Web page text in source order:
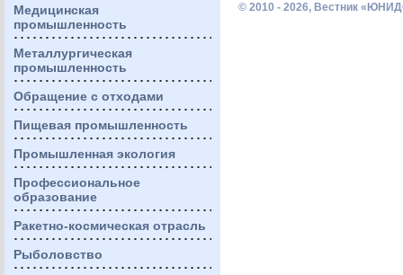
Медицинская
промышленность
Металлургическая
промышленность
Обращение с отходами
Пищевая промышленность
Промышленная экология
Профессиональное
образование
Ракетно-космическая отрасль
Рыболовство
© 2010 - 2026, Вестник